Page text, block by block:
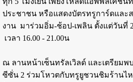
ประชาชน หรือแสดงบัตรทรูการ์ดและ
งาน มาร่วมอิ่ม-ช้อป-เพลิน ตั้งแต่วันที่
เวลา 16.00 - 21.00น
ณ ลานหน้าเซ็นทรัลเวิลด์ และเตรียม
ซีซั่น 2 ร่วมโหวตกับทรูยูชวนชิมร้านไ